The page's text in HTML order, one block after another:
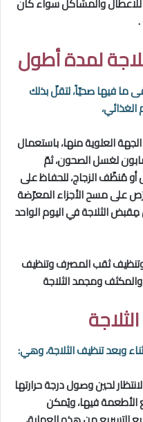
للاعطال والمشاكل سواء كان
.
لمدة أطول
ما فيها صحيّاً، لتقلّ بذلك
الغذائي،
العلوية منها، باستعمال
لغسل الصحون، ثمّ
مُنظّف الزجاج، للحفاظ على
على مسح الأجزاء المعرّضة
الثلاجة في اليوم الواحد
وتنظيف ثقب المصرف وتنظيف
ومجمد الثلاجة
وبعد تنظيف الثلاجة، وهي:
لحين وصول درجة حرارتها
الأطعمة فيها، ويُمكن